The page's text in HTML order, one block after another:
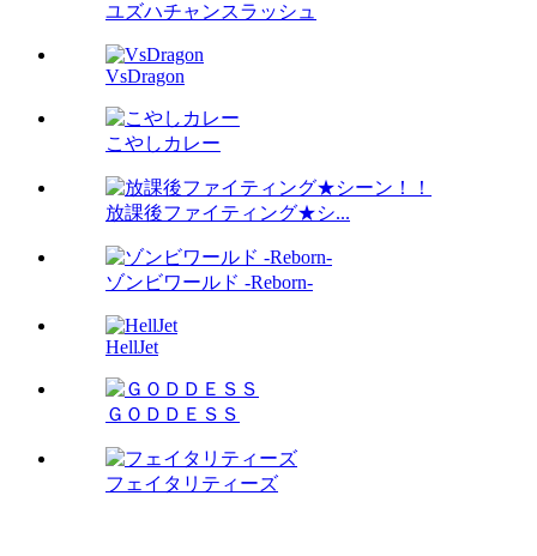
ユズハチャンスラッシュ
VsDragon
こやしカレー
放課後ファイティング★シ...
ゾンビワールド -Reborn-
HellJet
ＧＯＤＤＥＳＳ
フェイタリティーズ